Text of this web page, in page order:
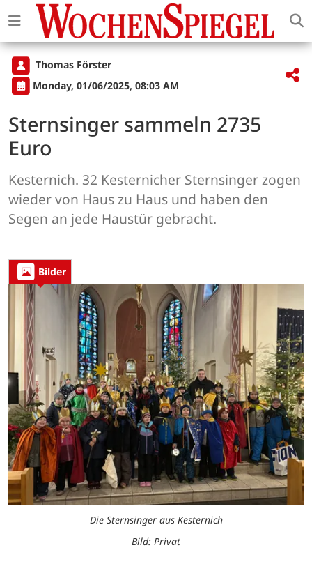
Thomas Förster
Monday, 01/06/2025, 08:03 AM
Sternsinger sammeln 2735
Euro
Kesternich. 32 Kesternicher Sternsinger zogen
wieder von Haus zu Haus und haben den
Segen an jede Haustür gebracht.
Bilder
Die Sternsinger aus Kesternich
Bild: Privat